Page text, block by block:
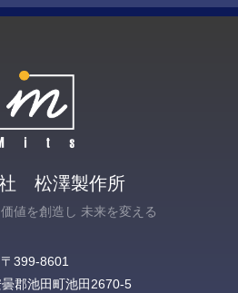
松澤製作所
値を創造し 未来を変える
〒399-8601
郡池田町池田2670-5‎